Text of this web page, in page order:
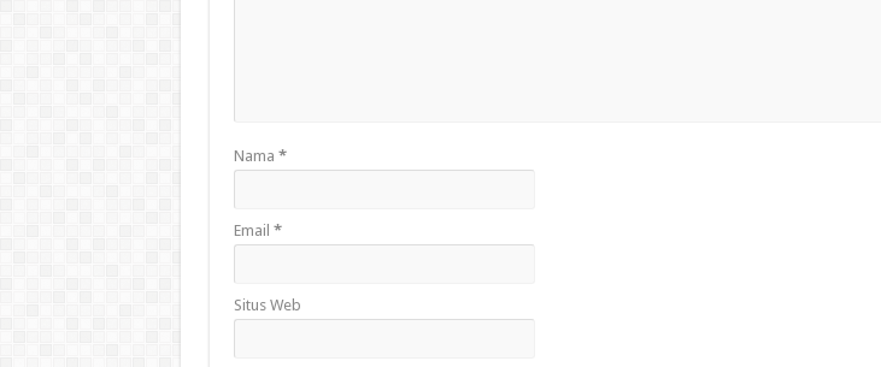
Nama *
Email *
Situs Web